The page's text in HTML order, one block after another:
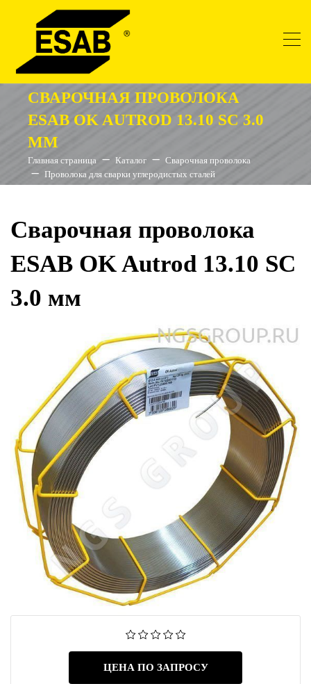
СВАРОЧНАЯ ПРОВОЛОКА
ESAB OK AUTROD 13.10 SC 3.0
ММ
Главная страница Каталог
Сварочная проволока
Проволока для сварки углеродистых сталей
Сварочная проволока
ESAB OK Autrod 13.10 SC
3.0 мм
ЦЕНА ПО ЗАПРОСУ